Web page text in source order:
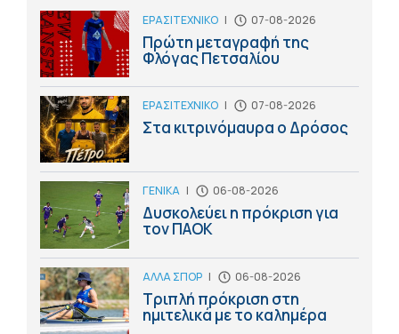
ΕΡΑΣΙΤΕΧΝΙΚΟ | 07-08-2026
Πρώτη μεταγραφή της
Φλόγας Πετσαλίου
ΕΡΑΣΙΤΕΧΝΙΚΟ | 07-08-2026
Στα κιτρινόμαυρα ο Δρόσος
ΓΕΝΙΚΑ | 06-08-2026
Δυσκολεύει η πρόκριση για
τον ΠΑΟΚ
ΑΛΛΑ ΣΠΟΡ | 06-08-2026
Τριπλή πρόκριση στη
ημιτελικά με το καλημέρα